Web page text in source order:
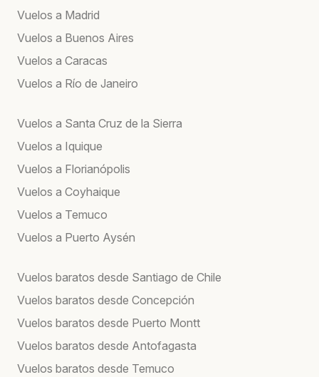
Vuelos a Madrid
Vuelos a Buenos Aires
Vuelos a Caracas
Vuelos a Río de Janeiro
Vuelos a Santa Cruz de la Sierra
Vuelos a Iquique
Vuelos a Florianópolis
Vuelos a Coyhaique
Vuelos a Temuco
Vuelos a Puerto Aysén
Vuelos baratos desde Santiago de Chile
Vuelos baratos desde Concepción
Vuelos baratos desde Puerto Montt
Vuelos baratos desde Antofagasta
Vuelos baratos desde Temuco